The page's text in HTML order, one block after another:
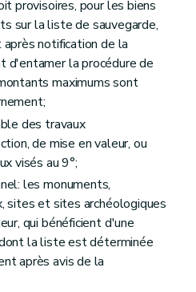
1
2
1
2
Du bureau
2/1 Du président
1
2/2
De l'assemblée générale
2
3 Dispositions diverses
1
provisoires, pour les biens
sur la liste de sauvegarde,
notification de la
d'entamer la procédure de
maximums sont
des travaux
de mise en valeur, ou
visés au 9°;
les monuments,
sites et sites archéologiques
qui bénéficient d'une
la liste est déterminée
après avis de la